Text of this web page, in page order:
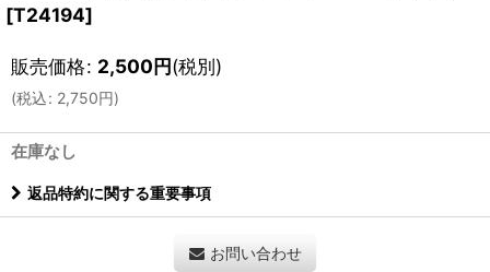
[T24194]
販売価格: 2,500円(税別)
(税込: 2,750円)
在庫なし
返品特約に関する重要事項
お問い合わせ